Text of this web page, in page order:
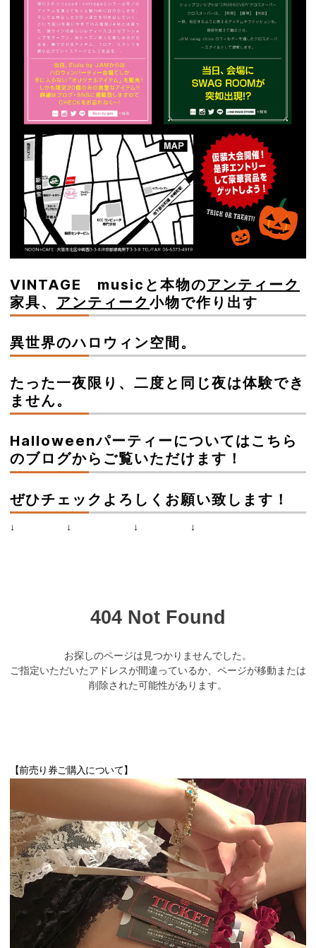
VINTAGE musicと本物のアンティーク
家具、 アンティーク小物で作り出す
異世界のハロウィン空間。
たった一夜限り、二度と同じ夜は体験でき
ません。
Halloweenパーティーについてはこちら
のブログからご覧いただけます！
ぜひチェックよろしくお願い致します！
↓ ↓ ↓ ↓
【前売り券ご購入について】